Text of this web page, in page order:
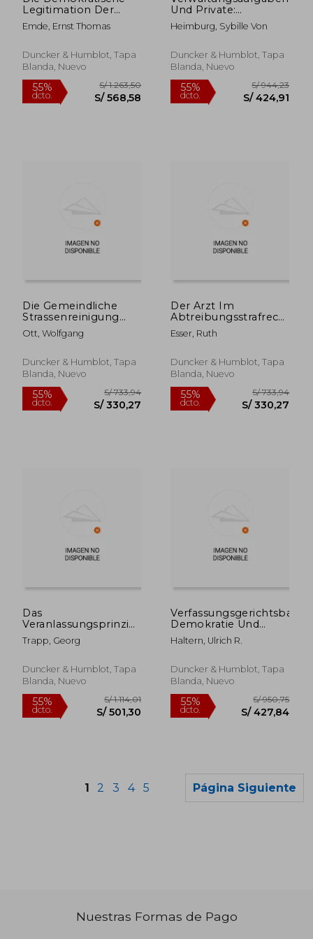
55%
dcto.
55% S/ 543,10 55% S/
Legitimation Der
Funktionalen
Selbstverwaltung:
Verfassungsrechtliche
Studie Anhand Der
Sozialversicherungstrager
(en Alemán)
Emde, Ernst Thomas
Duncker & Humblot, Tapa
Blanda, Nuevo
Und Private:
Funktionen Und
Typen Der
an Offentlichen
Aufgaben Unter
Berucksichtigung Des
Baurecht (en Alemán)
Heimburg, Sybille Von
Duncker & Humblot, Tapa
Blanda, Nuevo
Die Gemeindliche
Strassenreinigung
ALS Natural- Und
Geldlast (en Alemán)
Ott, Wolfgang
Duncker & Humblot, Tapa
Blanda, Nuevo
Der Arzt Im
Abtreibungsstrafrecht:
Eine
Verfassungsrechtliche
Esser, Ruth
Duncker & Humblot, Tapa
Blanda, Nuevo
Das
Veranlassungsprinzip
in Der
Finanzverfassung Der
Deutschland (en
Alemán)
Trapp, Georg
Duncker & Humblot, Tapa
Blanda, Nuevo
Demokratie Und
Misstrauen: Das
Bundesverfassungsgericht
Verfassungstheorie
Zwischen Populismus
(en Alemán)
Haltern, Ulrich R.
Duncker & Humblot, Tapa
Blanda, Nuevo
1 2 3 4 5 Página Siguiente
Nuestras Formas de Pago